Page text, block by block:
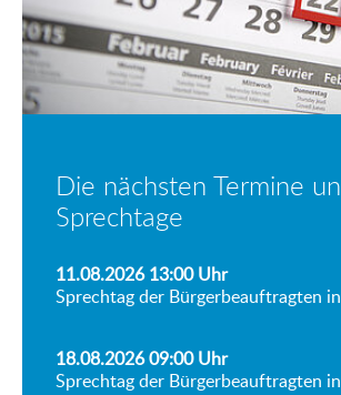
Die nächsten Termine
Sprechtage
11.08.2026 13:00Uhr
Sprechtag der Bürgerbeauftragten
18.08.2026 09:00Uhr
Sprechtag der Bürgerbeauftragten